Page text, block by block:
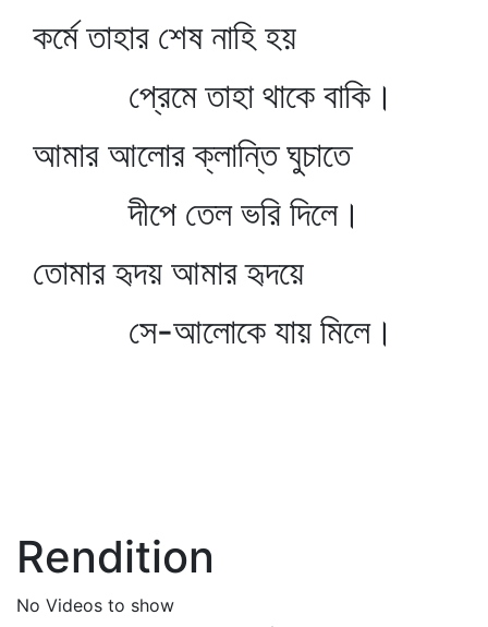
কর্মে তাহার শেষ নাহি হয়
প্রেমে তাহা থাকে বাকি।
আমার আলোর ক্লান্তি ঘুচাতে
দীপে তেল ভরি দিলে।
তোমার হৃদয় আমার হৃদয়ে
সে-আলোকে যায় মিলে।
Rendition
No Videos to show